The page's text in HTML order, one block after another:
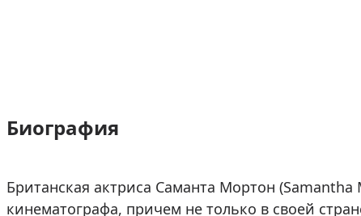
Биография
Британская актриса Саманта Мортон (Samantha
кинематографа, причем не только в своей